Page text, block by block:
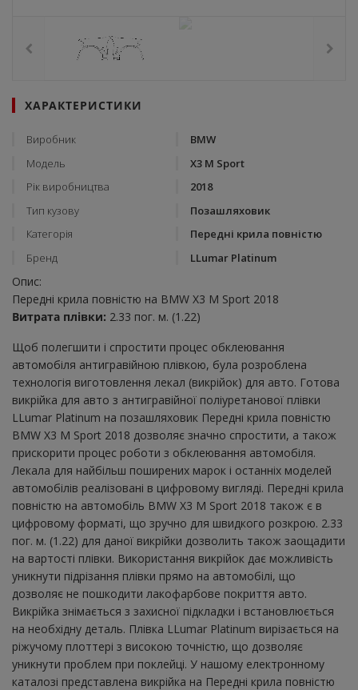
ХАРАКТЕРИСТИКИ
Виробник
BMW
Модель
X3 M Sport
Рік виробництва
2018
Тип кузову
Позашляховик
Категорія
Передні крила повністю
Бренд
LLumar Platinum
Опис:
Передні крила повністю на BMW X3 M Sport 2018
Витрата плівки: 2.33 пог. м. (1.22)
Щоб полегшити і спростити процес обклеювання
автомобіля антигравійною плівкою, була розроблена
технологія виготовлення лекал (викрійок) для авто. Готова
викрійка для авто з антигравійної поліуретанової плівки
LLumar Platinum на позашляховик Передні крила повністю
BMW X3 M Sport 2018 дозволяє значно спростити, а також
прискорити процес роботи з обклеювання автомобіля.
Лекала для найбільш поширених марок і останніх моделей
автомобілів реалізовані в цифровому вигляді. Передні крила
повністю на автомобіль BMW X3 M Sport 2018 також є в
цифровому форматі, що зручно для швидкого розкрою. 2.33
пог. м. (1.22) для даної викрійки дозволить також заощадити
на вартості плівки. Використання викрійок дає можливість
уникнути підрізання плівки прямо на автомобілі, що
дозволяє не пошкодити лакофарбове покриття авто.
Викрійка знімається з захисної підкладки і встановлюється
на необхідну деталь. Плівка LLumar Platinum вирізається на
ріжучому плоттері з високою точністю, що дозволяє
уникнути проблем при поклейці. У нашому електронному
каталозі представлена ​​викрійка на Передні крила повністю